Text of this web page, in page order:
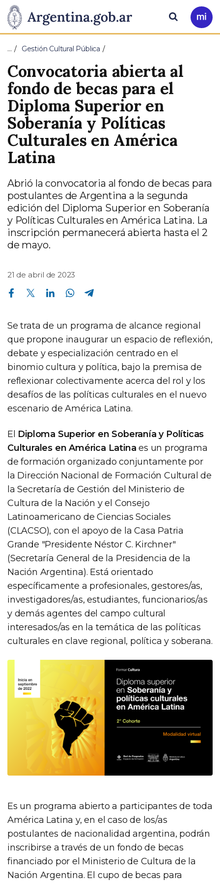
Presidencia
de
la
Nación
Pasar al contenido principal
Ir
a
Buscar
… Gestión Cultural Pública
Convocatoria abierta al
fondo de becas para el
Diploma Superior en
Soberanía y Políticas
Culturales en América
Latina
Abrió la convocatoria al fondo de becas para
postulantes de Argentina a la segunda
edición del Diploma Superior en Soberanía
y Políticas Culturales en América Latina. La
inscripción permanecerá abierta hasta el 2
de mayo.
21 de abril de 2023
Compartir en Facebook Compartir en Twitter Compartir en Linkedin Compartir en Whatsapp
Se trata de un programa de alcance regional
que propone inaugurar un espacio de reflexión,
debate y especialización centrado en el
binomio cultura y política, bajo la premisa de
reflexionar colectivamente acerca del rol y los
desafíos de las políticas culturales en el nuevo
escenario de América Latina.
El Diploma Superior en Soberanía y Políticas
Culturales en América Latina es un programa
de formación organizado conjuntamente por
la Dirección Nacional de Formación Cultural de
la Secretaría de Gestión del Ministerio de
Cultura de la Nación y el Consejo
Latinoamericano de Ciencias Sociales
(CLACSO), con el apoyo de la Casa Patria
Grande "Presidente Néstor C. Kirchner"
(Secretaría General de la Presidencia de la
Nación Argentina). Está orientado
específicamente a profesionales, gestores/as,
investigadores/as, estudiantes, funcionarios/as
y demás agentes del campo cultural
interesados/as en la temática de las políticas
culturales en clave regional, política y soberana.
Es un programa abierto a participantes de toda
América Latina y, en el caso de los/as
postulantes de nacionalidad argentina, podrán
inscribirse a través de un fondo de becas
financiado por el Ministerio de Cultura de la
Nación Argentina. El cupo de becas para